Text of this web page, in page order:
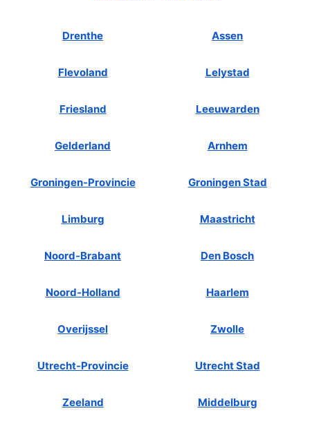
Drenthe Assen
Flevoland Lelystad
Friesland Leeuwarden
Gelderland Arnhem
Groningen-Provincie Groningen Stad
Limburg Maastricht
Noord-Brabant Den Bosch
Noord-Holland Haarlem
Overijssel Zwolle
Utrecht-Provincie Utrecht Stad
Zeeland Middelburg